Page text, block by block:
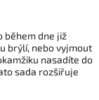
během dne již
brýlí, nebo vyjmout
nasadíte do
sada rozšiřuje